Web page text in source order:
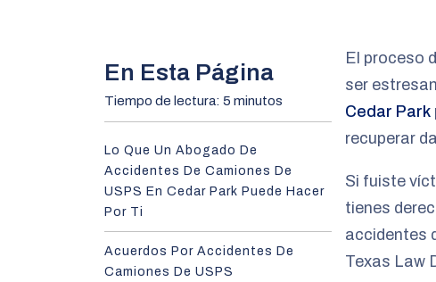
En Esta Página
Tiempo de lectura: 5 minutos
Lo Que Un Abogado De
Accidentes De Camiones De
USPS En Cedar Park Puede Hacer
Por Ti
Acuerdos Por Accidentes De
Camiones De USPS
El proceso
ser
Cedar Park
recuperar
Si fuiste
tienes
accidentes
Texas Law